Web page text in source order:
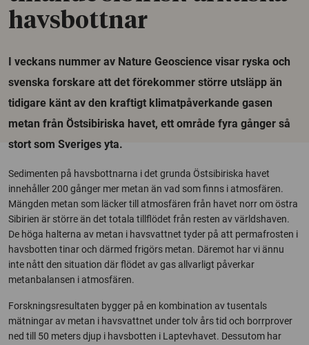
havsbottnar
I veckans nummer av Nature Geoscience visar ryska och
svenska forskare att det förekommer större utsläpp än
tidigare känt av den kraftigt klimatpåverkande gasen
metan från Östsibiriska havet, ett område fyra gånger så
stort som Sveriges yta.
Sedimenten på havsbottnarna i det grunda Östsibiriska havet
innehåller 200 gånger mer metan än vad som finns i atmosfären.
Mängden metan som läcker till atmosfären från havet norr om östra
Sibirien är större än det totala tillflödet från resten av världshaven.
De höga halterna av metan i havsvattnet tyder på att permafrosten i
havsbotten tinar och därmed frigörs metan. Däremot har vi ännu
inte nått den situation där flödet av gas allvarligt påverkar
metanbalansen i atmosfären.
Forskningsresultaten bygger på en kombination av tusentals
mätningar av metan i havsvattnet under tolv års tid och borrprover
ned till 50 meters djup i havsbotten i Laptevhavet. Dessutom har